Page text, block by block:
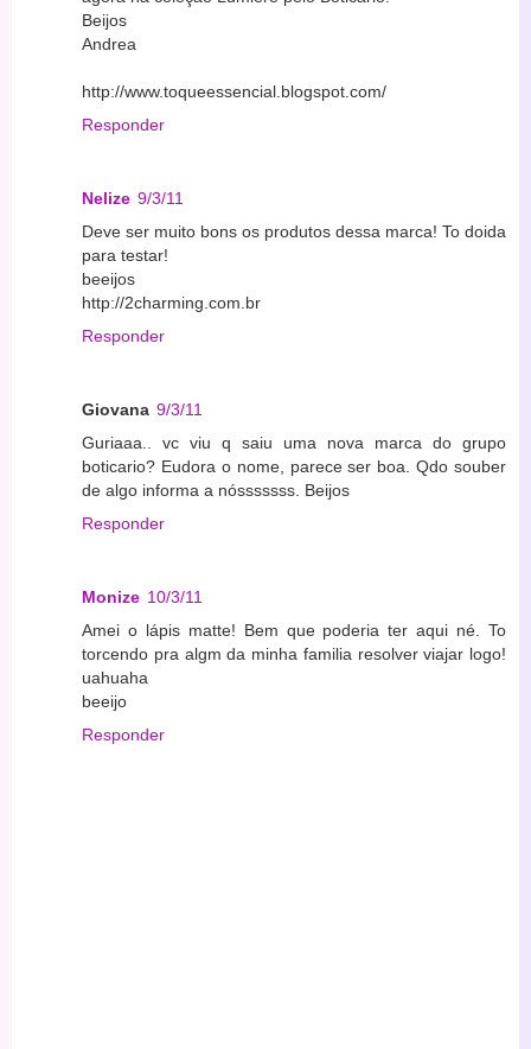
Beijos
Andrea
http://www.toqueessencial.blogspot.com/
Responder
Nelize 9/3/11
Deve ser muito bons os produtos dessa marca! To doida
para testar!
beeijos
http://2charming.com.br
Responder
Giovana 9/3/11
Guriaaa.. vc viu q saiu uma nova marca do grupo
boticario? Eudora o nome, parece ser boa. Qdo souber
de algo informa a nósssssss. Beijos
Responder
Monize 10/3/11
Amei o lápis matte! Bem que poderia ter aqui né. To
torcendo pra algm da minha familia resolver viajar logo!
uahuaha
beeijo
Responder